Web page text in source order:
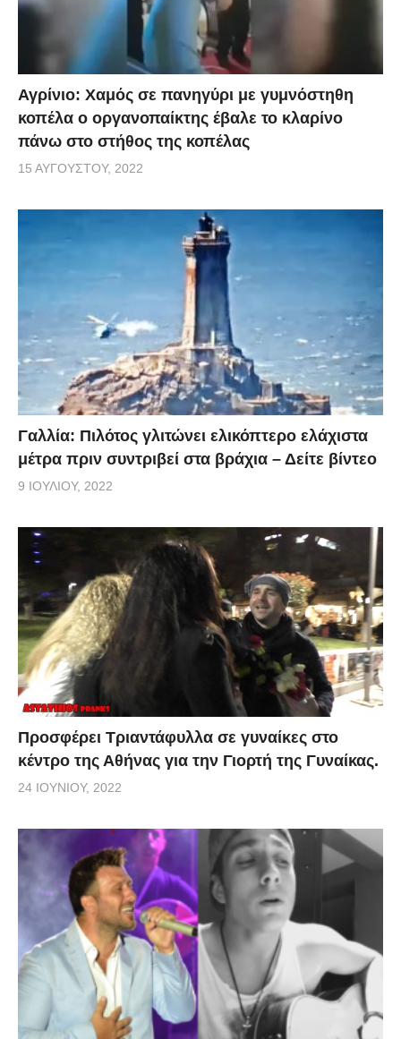
Αγρίνιο: Χαμός σε πανηγύρι με γυμνόστηθη
κοπέλα ο οργανοπαίκτης έβαλε το κλαρίνο
πάνω στο στήθος της κοπέλας
15 ΑΥΓΟΎΣΤΟΥ, 2022
Γαλλία: Πιλότος γλιτώνει ελικόπτερο ελάχιστα
μέτρα πριν συντριβεί στα βράχια – Δείτε βίντεο
9 ΙΟΥΛΊΟΥ, 2022
Προσφέρει Τριαντάφυλλα σε γυναίκες στο
κέντρο της Αθήνας για την Γιορτή της Γυναίκας.
24 ΙΟΥΝΊΟΥ, 2022